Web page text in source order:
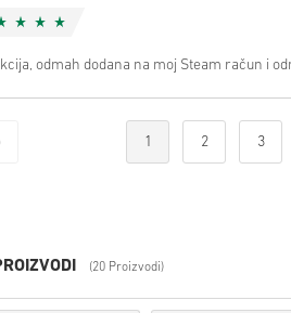
odmah dodana na moj Steam račun i
1 2 3
(20 Proizvodi)